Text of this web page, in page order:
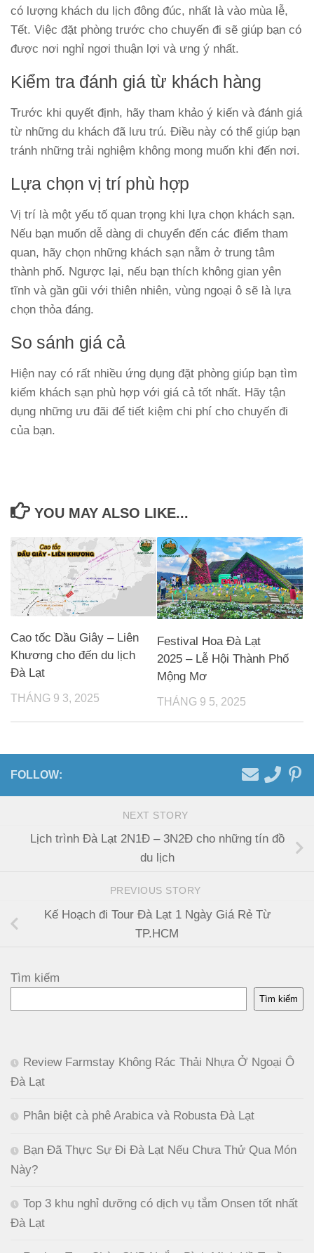
có lượng khách du lịch đông đúc, nhất là vào mùa lễ,
Tết. Việc đặt phòng trước cho chuyến đi sẽ giúp bạn có
được nơi nghỉ ngơi thuận lợi và ưng ý nhất.
Kiểm tra đánh giá từ khách hàng
Trước khi quyết định, hãy tham khảo ý kiến và đánh giá
từ những du khách đã lưu trú. Điều này có thể giúp bạn
tránh những trải nghiệm không mong muốn khi đến nơi.
Lựa chọn vị trí phù hợp
Vị trí là một yếu tố quan trọng khi lựa chọn khách sạn.
Nếu bạn muốn dễ dàng di chuyển đến các điểm tham
quan, hãy chọn những khách sạn nằm ở trung tâm
thành phố. Ngược lại, nếu bạn thích không gian yên
tĩnh và gần gũi với thiên nhiên, vùng ngoại ô sẽ là lựa
chọn thỏa đáng.
So sánh giá cả
Hiện nay có rất nhiều ứng dụng đặt phòng giúp bạn tìm
kiếm khách sạn phù hợp với giá cả tốt nhất. Hãy tận
dụng những ưu đãi để tiết kiệm chi phí cho chuyến đi
của bạn.
YOU MAY ALSO LIKE...
Cao tốc Dầu Giây – Liên
Khương cho đến du lịch
Đà Lạt
THÁNG 9 3, 2025
Festival Hoa Đà Lạt
2025 – Lễ Hội Thành Phố
Mộng Mơ
THÁNG 9 5, 2025
FOLLOW:
NEXT STORY
Lịch trình Đà Lạt 2N1Đ – 3N2Đ cho những tín đồ
du lịch
PREVIOUS STORY
Kế Hoạch đi Tour Đà Lạt 1 Ngày Giá Rẻ Từ
TP.HCM
Tìm kiếm
Tìm kiếm
Review Farmstay Không Rác Thải Nhựa Ở Ngoại Ô
Đà Lạt
Phân biệt cà phê Arabica và Robusta Đà Lạt
Bạn Đã Thực Sự Đi Đà Lạt Nếu Chưa Thử Qua Món
Này?
Top 3 khu nghỉ dưỡng có dịch vụ tắm Onsen tốt nhất
Đà Lạt